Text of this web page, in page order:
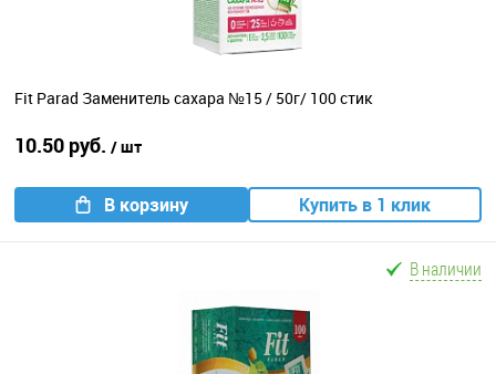
Fit Parad Заменитель сахара №15 / 50г/ 100 стик
10.50 руб. / шт
В корзину Купить в 1 клик
В наличии